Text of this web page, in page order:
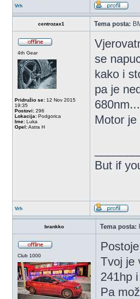
Vrh
centrozax1 Tema posta:
4th Gear
Pridružio se: 12 Nov 2015
19:35
Postovi: 296
Lokacija: Podgorica
Ime: Luka
Opel:Astra H
se
kako i
pa je
680nm...
Motor je
But if
Vrh
brankko Tema posta:
Club 1000
Tvoj je
241hp
Pa